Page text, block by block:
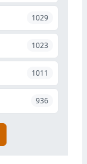
1029
1023
1011
936